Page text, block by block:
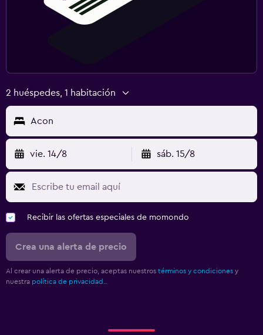
2 huéspedes, 1 habitación
Acon
vie. 14/8 sáb. 15/8
Recibir las ofertas especiales de momondo
Crea una alerta de precio
Al crear una alerta de precio, aceptas nuestros términos y condiciones y
nuestra política de privacidad.